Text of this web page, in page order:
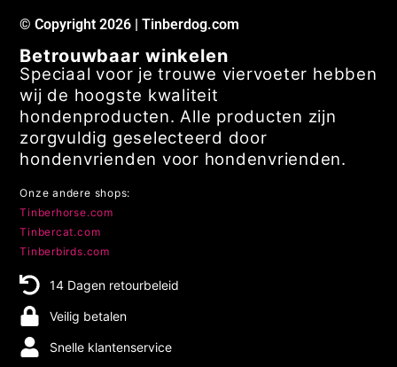
© Copyright 2026 | Tinberdog.com
Betrouwbaar winkelen
Speciaal voor je trouwe viervoeter hebben
wij de hoogste kwaliteit
hondenproducten. Alle producten zijn
zorgvuldig geselecteerd door
hondenvrienden voor hondenvrienden.
Onze andere shops:
Tinberhorse.com
Tinbercat.com
Tinberbirds.com
14 Dagen retourbeleid
Veilig betalen
Snelle klantenservice